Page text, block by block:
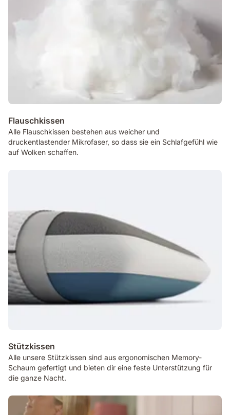
Flauschkissen
Alle Flauschkissen bestehen aus weicher und
druckentlastender Mikrofaser, so dass sie ein Schlafgefühl wie
auf Wolken schaffen.
Stützkissen
Alle unsere Stützkissen sind aus ergonomischen Memory-
Schaum gefertigt und bieten dir eine feste Unterstützung für
die ganze Nacht.